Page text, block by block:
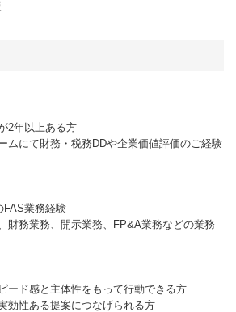
2年以上ある方
ムにて財務・税務DDや企業価値評価のご経験
FAS業務経験
財務業務、開示業務、FP&A業務などの業務
ード感と主体性をもって行動できる方
効性ある提案につなげられる方